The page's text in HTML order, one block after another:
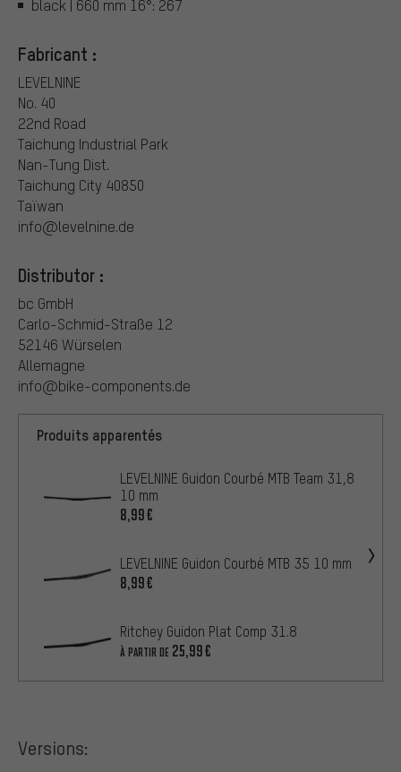
black | 660 mm 16°: 267
Fabricant :
LEVELNINE
No. 40
22nd Road
Taichung Industrial Park
Nan-Tung Dist.
Taichung City 40850
Taïwan
info@levelnine.de
Distributor :
bc GmbH
Carlo-Schmid-Straße 12
52146 Würselen
Allemagne
info@bike-components.de
Produits apparentés
LEVELNINE Guidon Courbé MTB Team 31,8
10 mm
8,99€
LEVELNINE Guidon Courbé MTB 35 10 mm
8,99€
Ritchey Guidon Plat Comp 31.8
À PARTIR DE 25,99€
Versions: